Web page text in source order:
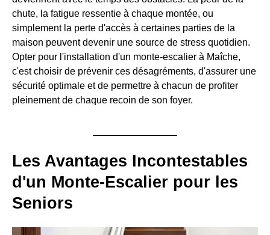
chute, la fatigue ressentie à chaque montée, ou
simplement la perte d'accès à certaines parties de la
maison peuvent devenir une source de stress quotidien.
Opter pour l'installation d'un monte-escalier à Maîche,
c'est choisir de prévenir ces désagréments, d'assurer une
sécurité optimale et de permettre à chacun de profiter
pleinement de chaque recoin de son foyer.
Les Avantages Incontestables
d'un Monte-Escalier pour les
Seniors